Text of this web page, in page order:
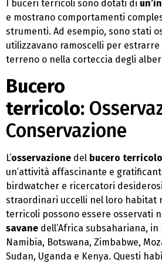
I buceri terricoli sono dotati di
e mostrano comportamenti
strumenti. Ad esempio, sono stati
utilizzavano ramoscelli per
terreno o nella corteccia degli
Bucero
terricolo:
Conservazione
L’osservazione del bucero terricolo
un’attività affascinante e
birdwatcher e ricercatori
straordinari uccelli nel loro habitat
terricoli possono essere osservati
savane dell’Africa subsahariana,
Namibia, Botswana, Zimbabwe,
Sudan, Uganda e Kenya. Questi